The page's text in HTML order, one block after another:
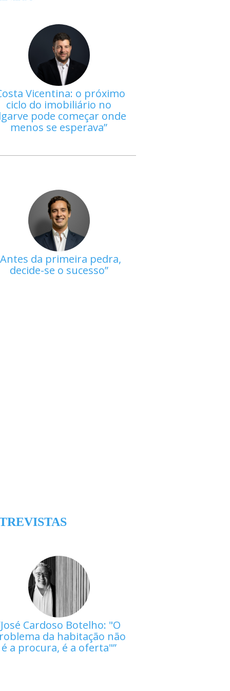
Vicentina: o próximo
ciclo do imobiliário no
pode começar onde
menos se esperava
Antes da primeira pedra,
decide-se o sucesso
José Cardoso Botelho: "O
da habitação não
é a procura, é a oferta"